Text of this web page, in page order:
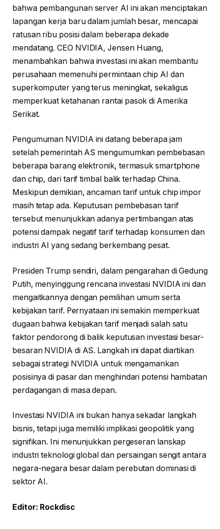
bahwa pembangunan server AI ini akan menciptakan
lapangan kerja baru dalam jumlah besar, mencapai
ratusan ribu posisi dalam beberapa dekade
mendatang. CEO NVIDIA, Jensen Huang,
menambahkan bahwa investasi ini akan membantu
perusahaan memenuhi permintaan chip AI dan
superkomputer yang terus meningkat, sekaligus
memperkuat ketahanan rantai pasok di Amerika
Serikat.
Pengumuman NVIDIA ini datang beberapa jam
setelah pemerintah AS mengumumkan pembebasan
beberapa barang elektronik, termasuk smartphone
dan chip, dari tarif timbal balik terhadap China.
Meskipun demikian, ancaman tarif untuk chip impor
masih tetap ada. Keputusan pembebasan tarif
tersebut menunjukkan adanya pertimbangan atas
potensi dampak negatif tarif terhadap konsumen dan
industri AI yang sedang berkembang pesat.
Presiden Trump sendiri, dalam pengarahan di Gedung
Putih, menyinggung rencana investasi NVIDIA ini dan
mengaitkannya dengan pemilihan umum serta
kebijakan tarif. Pernyataan ini semakin memperkuat
dugaan bahwa kebijakan tarif menjadi salah satu
faktor pendorong di balik keputusan investasi besar-
besaran NVIDIA di AS. Langkah ini dapat diartikan
sebagai strategi NVIDIA untuk mengamankan
posisinya di pasar dan menghindari potensi hambatan
perdagangan di masa depan.
Investasi NVIDIA ini bukan hanya sekadar langkah
bisnis, tetapi juga memiliki implikasi geopolitik yang
signifikan. Ini menunjukkan pergeseran lanskap
industri teknologi global dan persaingan sengit antara
negara-negara besar dalam perebutan dominasi di
sektor AI.
Editor: Rockdisc